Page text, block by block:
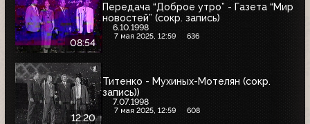
08:54
Передача “Доброе утро” - Газета “Мир
новостей” (сокр. запись)
6.10.1998
7 мая 2025, 12:59 636
12:20
Титенко - Мухиных-Мотелян (сокр.
запись))
7.07.1998
7 мая 2025, 12:59 608